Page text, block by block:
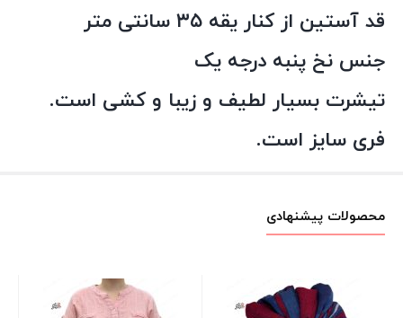
قد آستین از کنار یقه ۳۵ سانتی متر
جنس نخ پنبه درجه یک
تیشرت بسیار لطیف و زیبا و کشی است.
فری سایز است.
محصولات پیشنهادی